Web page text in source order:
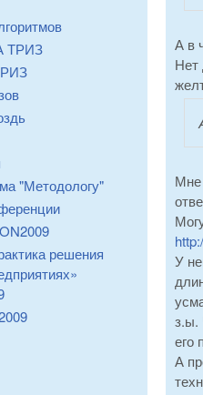
А в
Нет
Мне
У
з.ы.
его
А
ТРИЗ
"Методологу"
решения